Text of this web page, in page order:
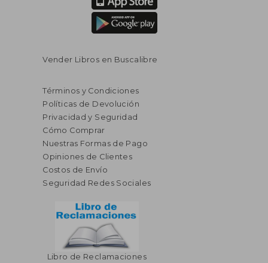
Vender Libros en Buscalibre
Términos y Condiciones
Políticas de Devolución
Privacidad y Seguridad
Cómo Comprar
Nuestras Formas de Pago
Opiniones de Clientes
Costos de Envío
Seguridad Redes Sociales
Libro de Reclamaciones